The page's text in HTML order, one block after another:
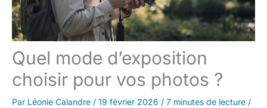
Quel mode d’exposition
choisir pour vos photos ?
Par Léonie Calandre / 19 février 2026 / 7 minutes de lecture /